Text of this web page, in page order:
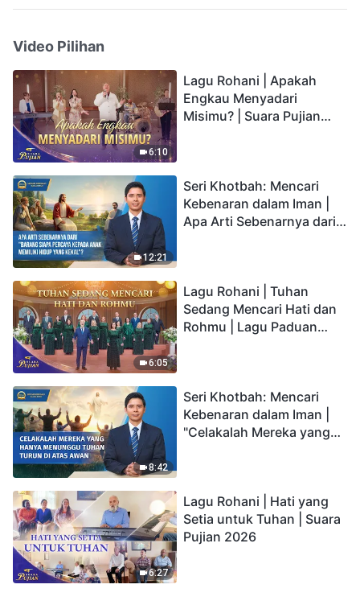
Video Pilihan
6:10
Lagu Rohani | Apakah
Engkau Menyadari
Misimu? | Suara Pujian
12:21
Seri Khotbah: Mencari
Kebenaran dalam Iman |
Apa Arti Sebenarnya dari
6:05
Lagu Rohani | Tuhan
Sedang Mencari Hati dan
Rohmu | Lagu Paduan
8:42
Seri Khotbah: Mencari
Kebenaran dalam Iman |
"Celakalah Mereka yang
6:27
Lagu Rohani | Hati yang
Setia untuk Tuhan | Suara
Pujian 2026